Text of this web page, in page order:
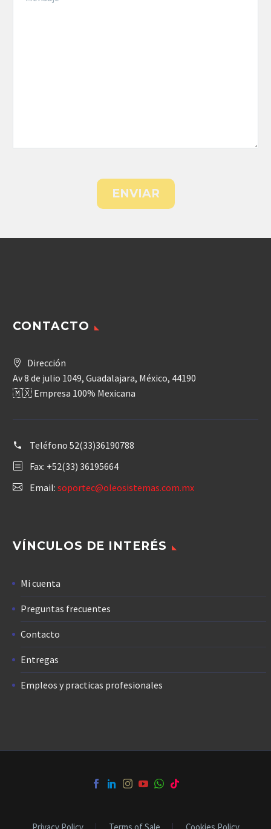
CONTACTO
Dirección
Av 8 de julio 1049, Guadalajara, México, 44190
🇲🇽 Empresa 100% Mexicana
Teléfono 52(33)36190788
Fax: +52(33) 36195664
Email: soportec@oleosistemas.com.mx
VÍNCULOS DE INTERÉS
Mi cuenta
Preguntas frecuentes
Contacto
Entregas
Empleos y practicas profesionales
Privacy Policy Terms of Sale Cookies Policy